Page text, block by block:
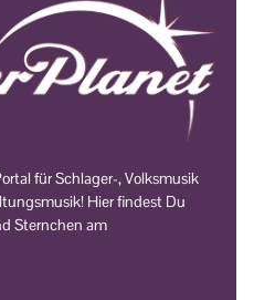
für Schlager-, Volksmusik
Hier findest Du
Sternchen am